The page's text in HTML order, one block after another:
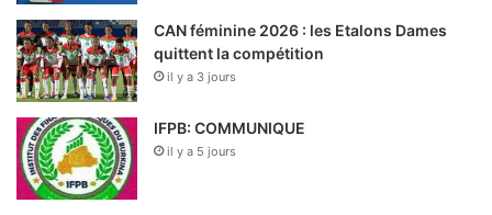
CAN féminine 2026 : les Etalons Dames
quittent la compétition
il y a 3 jours
IFPB: COMMUNIQUE
il y a 5 jours